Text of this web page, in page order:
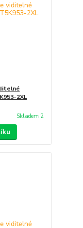
2XL
Skladem 2